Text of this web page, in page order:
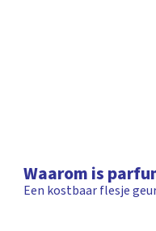
Waarom is
Een kostbaar flesje